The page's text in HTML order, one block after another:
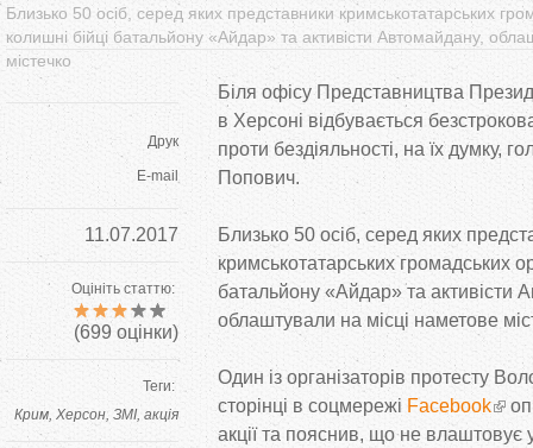
Близько 50 осіб, серед яких представники кримськотатарських
колишні бійці батальйону «Айдар» та активісти Автомайдану,
містечко
Друк
E-mail
11.07.2017
Оцініть статтю:
(699 оцінки)
Теги:
Крим Херсон ЗМІ акція
Біля офісу Представництва
в Херсоні відбувається
проти бездіяльності, на їх думку,
Попович.
Близько 50 осіб, серед яких
кримськотатарських громадських
батальйону «Айдар» та активісти
облаштували на місці наметове
Один із організаторів протесту
сторінці в соцмережі Facebook
акції та пояснив, що не влаштовує